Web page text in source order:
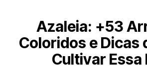
Azaleia: +53
Coloridos e Dicas
Cultivar Essa